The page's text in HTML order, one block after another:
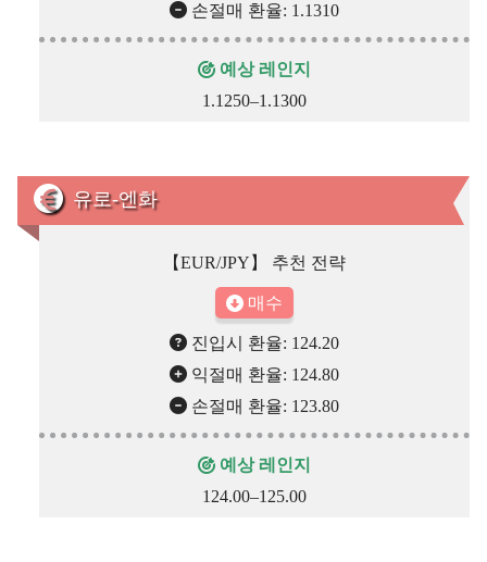
손절매 환율: 1.1310
예상 레인지
1.1250–1.1300
유로-엔화
【EUR/JPY】 추천 전략
매수
진입시 환율: 124.20
익절매 환율: 124.80
손절매 환율: 123.80
예상 레인지
124.00–125.00